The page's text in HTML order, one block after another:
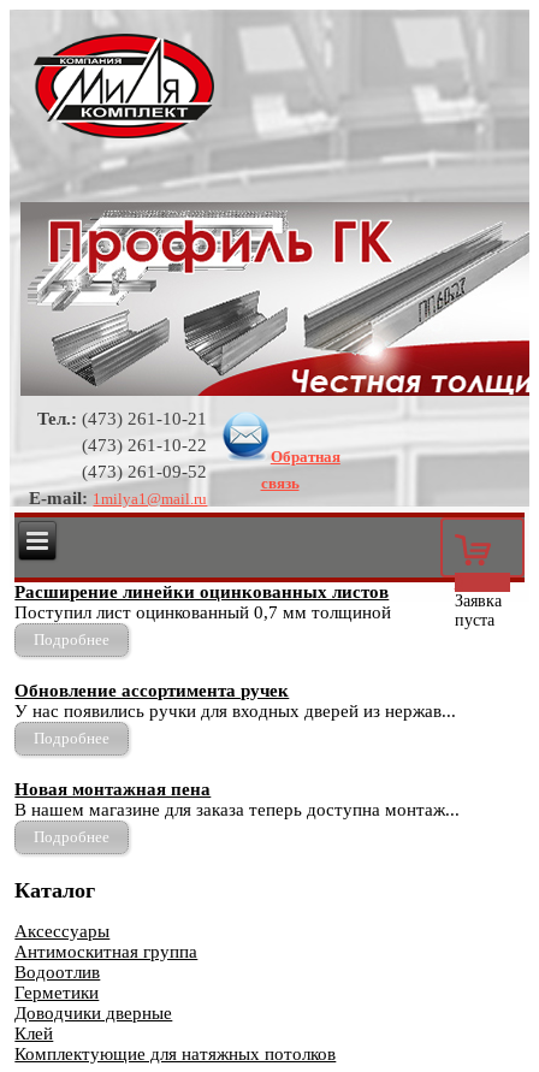
Тел.: (473) 261-10-21
(473) 261-10-22
(473) 261-09-52
E-mail: 1milya1@mail.ru
Обратная
связь
0
Заявка
пуста
Расширение линейки оцинкованных листов
Поступил лист оцинкованный 0,7 мм толщиной
Подробнее
Обновление ассортимента ручек
У нас появились ручки для входных дверей из нержав...
Подробнее
Новая монтажная пена
В нашем магазине для заказа теперь доступна монтаж...
Подробнее
Каталог
Аксессуары
Антимоскитная группа
Водоотлив
Герметики
Доводчики дверные
Клей
Комплектующие для натяжных потолков